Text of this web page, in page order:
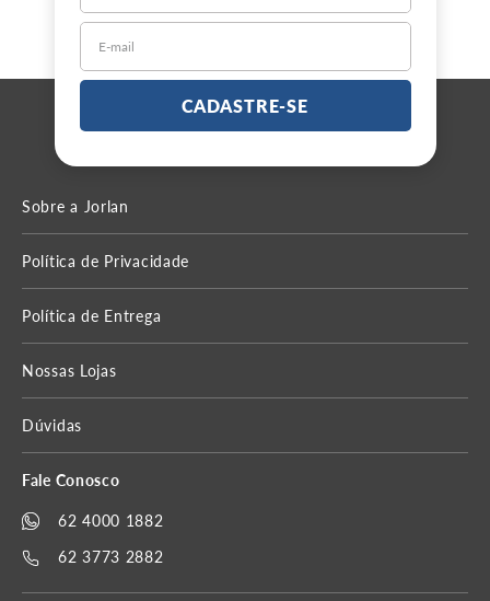
CADASTRE-SE
Sobre a Jorlan
Política de Privacidade
Política de Entrega
Nossas Lojas
Dúvidas
Fale Conosco
62 4000 1882
62 3773 2882